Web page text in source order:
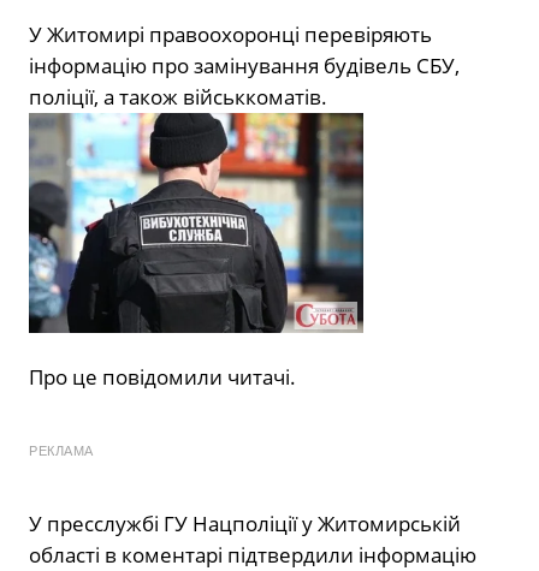
У Житомирі правоохоронці перевіряють
інформацію про замінування будівель СБУ,
поліції, а також військкоматів.
Про це повідомили читачі.
РЕКЛАМА
У пресслужбі ГУ Нацполіції у Житомирській
області в коментарі підтвердили інформацію